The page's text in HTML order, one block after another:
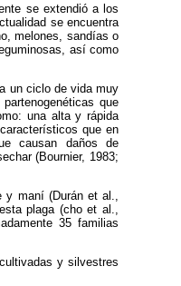
se extendió a los
se encuentra
melones, sandías o
así como
un ciclo de vida muy
que
una alta y rápida
que en
causan daños de
(Bournier, 1983;
y maní (Durán et al.,
plaga (cho et al.,
35 familias
y silvestres